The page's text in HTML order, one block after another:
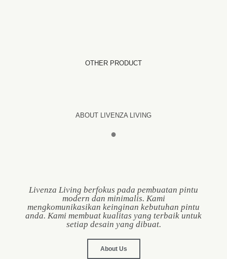
OTHER PRODUCT
ABOUT LIVENZA LIVING
●
Livenza Living berfokus pada pembuatan pintu
modern dan minimalis. Kami
mengkomunikasikan keinginan kebutuhan pintu
anda. Kami membuat kualitas yang terbaik untuk
setiap desain yang dibuat.
About Us